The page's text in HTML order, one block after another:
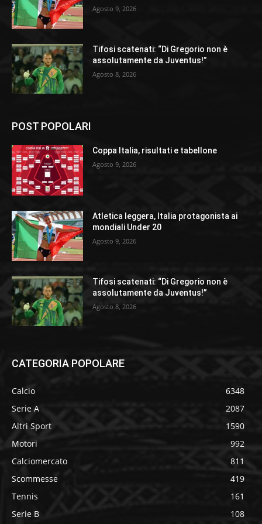
Agosto 9, 2026
Tifosi scatenati: “Di Gregorio non è
assolutamente da Juventus!”
Agosto 8, 2026
POST POPOLARI
Coppa Italia, risultati e tabellone
Agosto 9, 2026
Atletica leggera, Italia protagonista ai
mondiali Under 20
Agosto 9, 2026
Tifosi scatenati: “Di Gregorio non è
assolutamente da Juventus!”
Agosto 8, 2026
CATEGORIA POPOLARE
Calcio
6348
Serie A
2087
Altri Sport
1590
Motori
992
Calciomercato
811
Scommesse
419
Tennis
161
Serie B
108